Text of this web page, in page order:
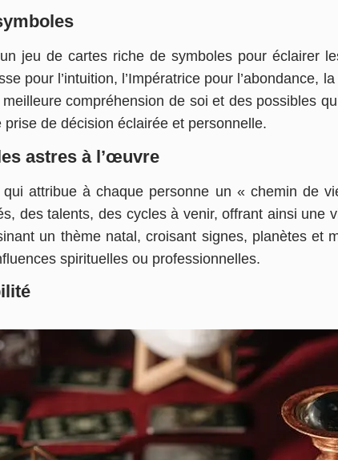
jeu de cartes riche de symboles pour éclairer
pour l’intuition, l’Impératrice pour l’abondance,
compréhension de soi et des possibles
de décision éclairée et personnelle.
astres à l’œuvre
attribue à chaque personne un « chemin de
des talents, des cycles à venir, offrant ainsi une
un thème natal, croisant signes, planètes et
spirituelles ou professionnelles.